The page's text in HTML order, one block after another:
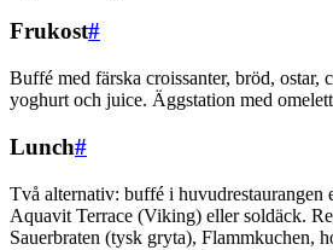
Frukost#
Buffé med färska croissanter, bröd, ostar,
yoghurt och juice. Äggstation med
Lunch#
Två alternativ: buffé i huvudrestaurangen
Aquavit Terrace (Viking) eller soldäck.
Sauerbraten (tysk gryta), Flammkuchen,